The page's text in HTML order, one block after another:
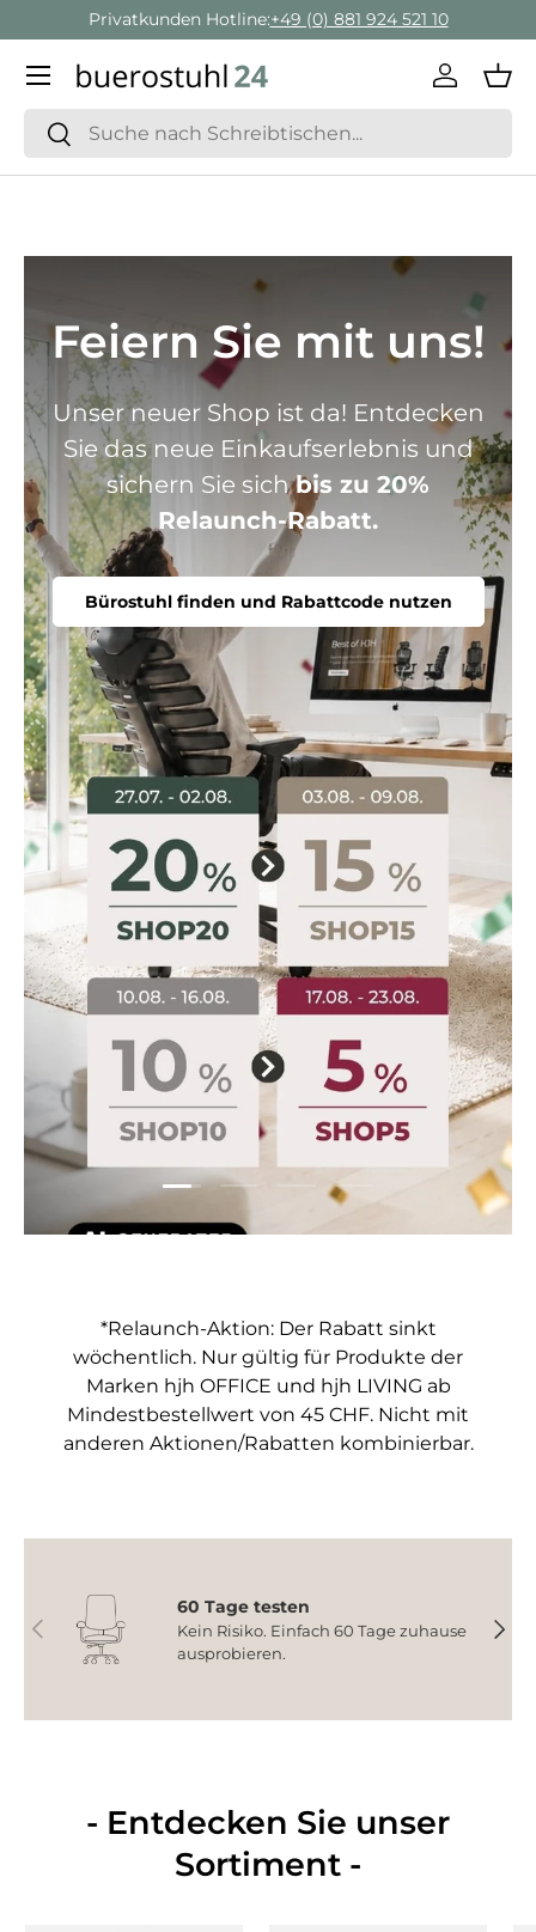
Direkt zum Inhalt
Privatkunden Hotline:+49 (0) 881 924 521 10
Suchen
Suchen
Menü
Feiern Sie mit uns!
Unser neuer Shop ist da! Entdecken
Sie das neue Einkaufserlebnis und
sichern Sie sichbis zu 20%
Relaunch-Rabatt.
Bürostuhl finden und Rabattcode nutzen
Folie laden 1 von 4
Folie laden 2 von 4
Folie laden 3 von 4
Folie laden 4 von 4
*Relaunch-Aktion: Der Rabatt sinkt
wöchentlich. Nur gültig für Produkte der
Marken hjh OFFICE und hjh LIVING ab
Mindestbestellwert von 45 CHF. Nicht mit
anderen Aktionen/Rabatten kombinierbar.
Vorherige
60 Tage testen
Kein Risiko. Einfach 60 Tage zuhause
ausprobieren.
- Entdecken Sie unser
Sortiment -